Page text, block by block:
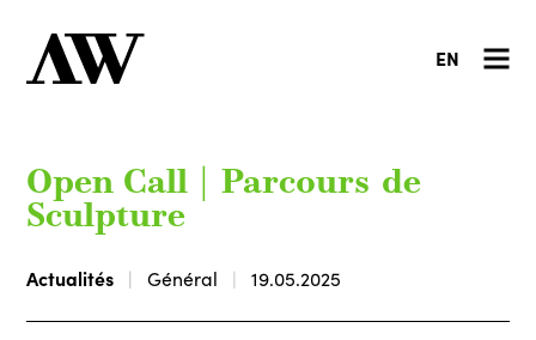
EN
Open Call | Parcours de
Sculpture
Actualités Général 19.05.2025